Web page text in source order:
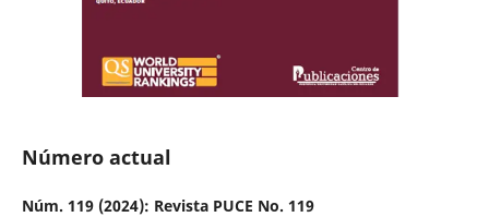
Número actual
Núm. 119 (2024): Revista PUCE No. 119